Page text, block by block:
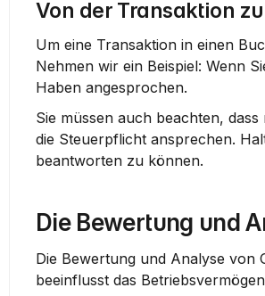
Von der Transaktion
Um eine Transaktion in einen
Nehmen wir ein Beispiel: Wenn
Haben angesprochen.
Sie müssen auch beachten,
die Steuerpflicht ansprechen.
beantworten zu können.
Die Bewertung und
Die Bewertung und Analyse von
beeinflusst das